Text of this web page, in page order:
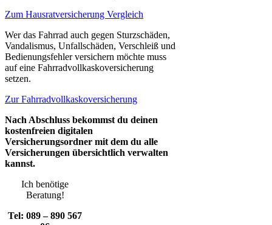
Zum Hausratversicherung Vergleich
Wer das Fahrrad auch gegen Sturzschäden,
Vandalismus, Unfallschäden, Verschleiß und
Bedienungsfehler versichern möchte muss
auf eine Fahrradvollkaskoversicherung
setzen.
Zur Fahrradvollkaskoversicherung
Nach Abschluss bekommst du deinen
kostenfreien digitalen
Versicherungsordner mit dem du alle
Versicherungen übersichtlich verwalten
kannst.
Ich benötige
Beratung!
Tel: 089 – 890 567